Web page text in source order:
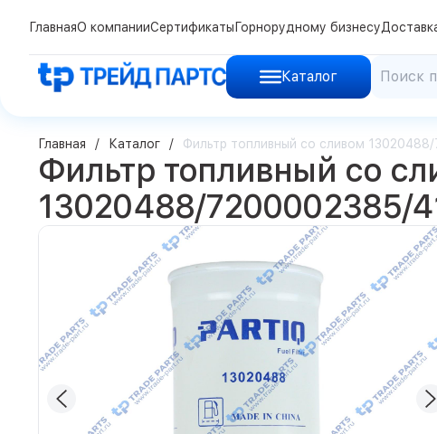
Каталог
ГлавнаяО компанииСертификаты Горнорудному бизнесу
Главная Каталог Фильтр топливный со сливом
Фильтр топливный со
13020488/7200002385/